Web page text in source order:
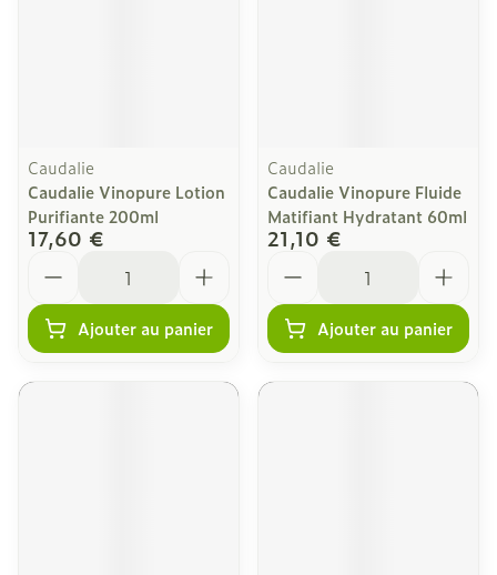
Caudalie
Caudalie Vinopure Lotion
Purifiante 200ml
17,60 €
Ajouter au panier
Caudalie
Caudalie Vinopure Fluide
Matifiant Hydratant 60ml
21,10 €
Ajouter au panier